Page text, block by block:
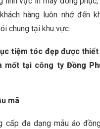
hàng luôn nhớ đến
chung tại khu vực.
tiệm tóc đẹp được thiết
mốt tại công ty Đồng
mã
cấp đa dạng mẫu áo